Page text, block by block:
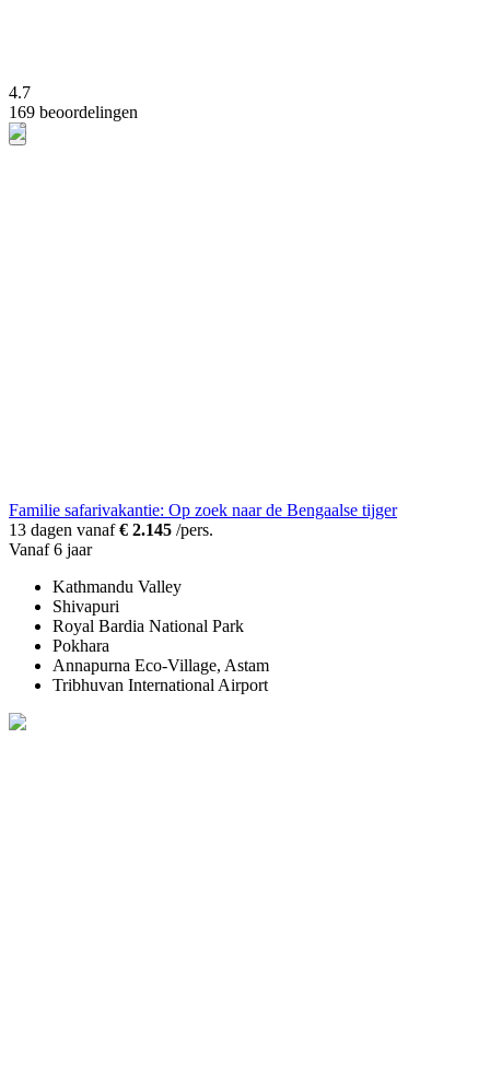
4.7
169 beoordelingen
Familie safarivakantie: Op zoek naar de Bengaalse tijger
13 dagen vanaf€ 2.145 /pers.
Vanaf 6 jaar
Kathmandu Valley
Shivapuri
Royal Bardia National Park
Pokhara
Annapurna Eco-Village, Astam
Tribhuvan International Airport